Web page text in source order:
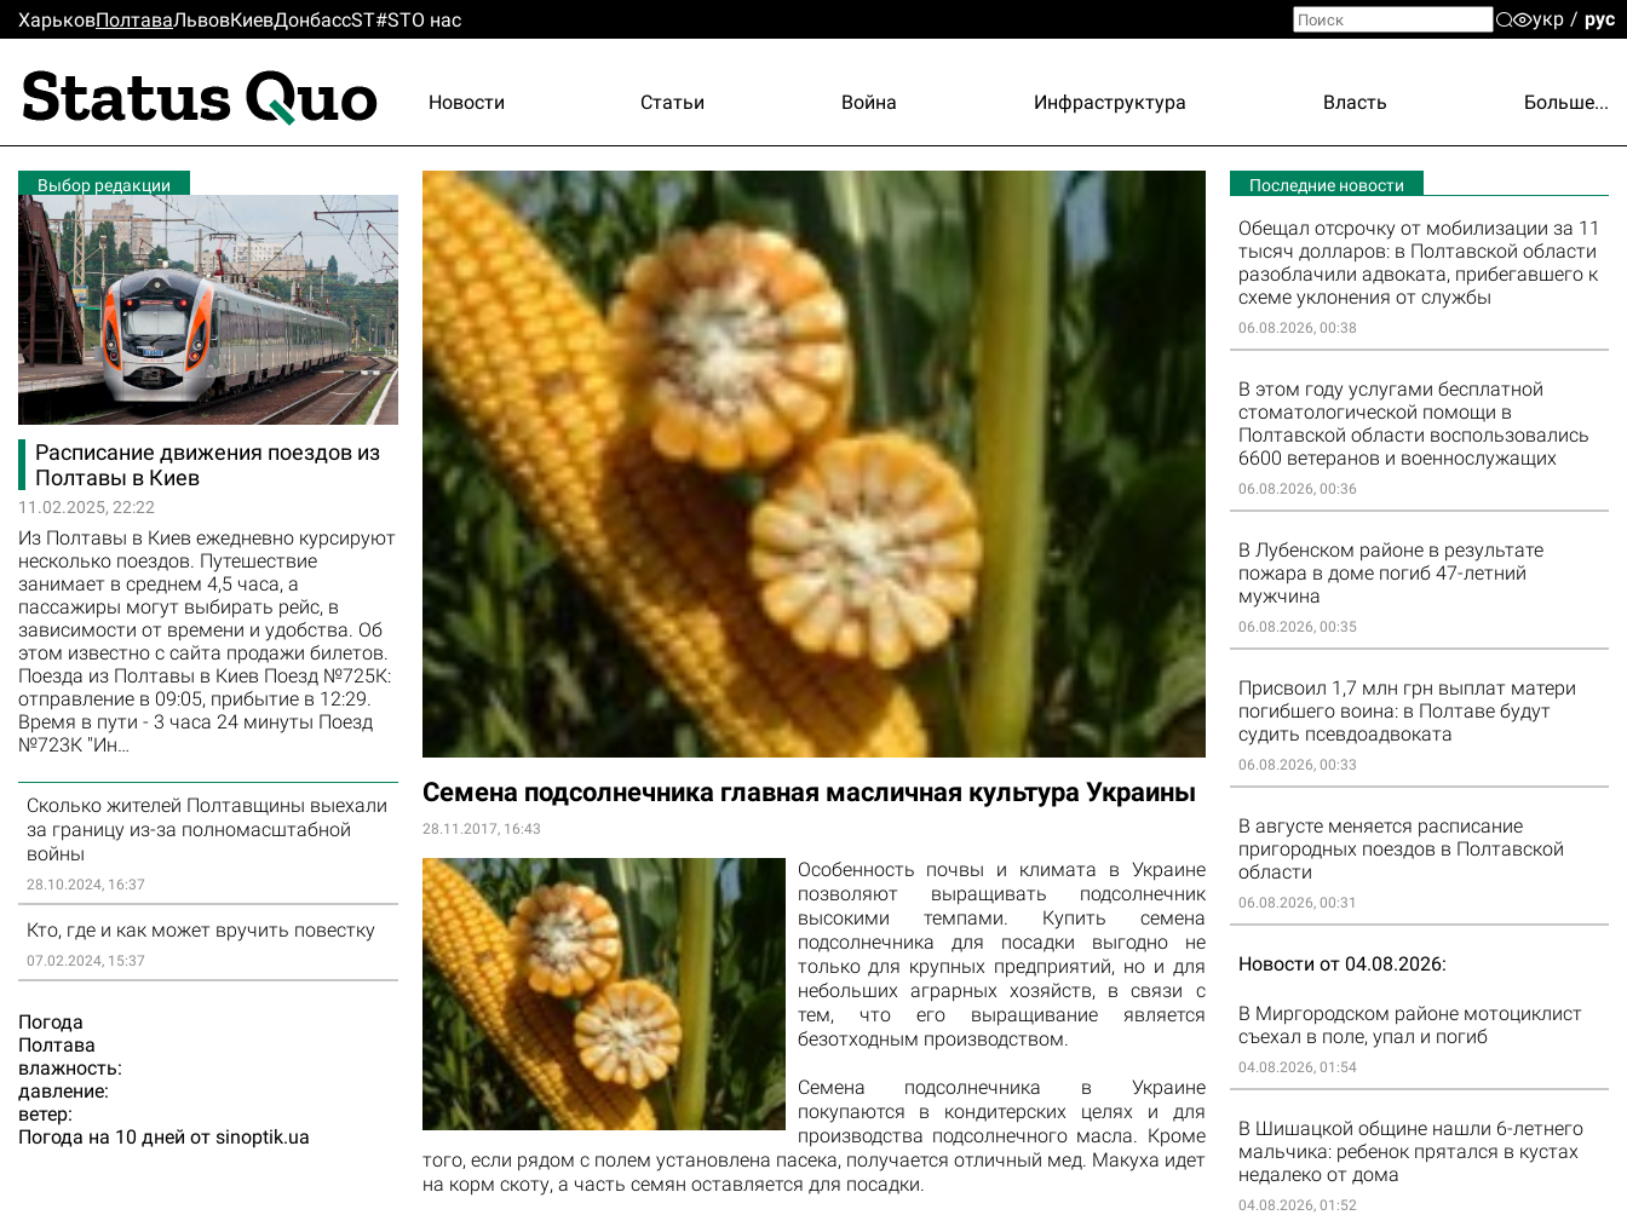
ХарьковПолтаваЛьвовКиевДонбассST#STО нас укр рус
Новости Статьи Война Инфраструктура Власть Больше...
Выбор редакции
Расписание движения поездов из
Полтавы в Киев
11.02.2025, 22:22
Из Полтавы в Киев ежедневно курсируют
несколько поездов. Путешествие
занимает в среднем 4,5 часа, а
пассажиры могут выбирать рейс, в
зависимости от времени и удобства. Об
этом известно с сайта продажи билетов.
Поезда из Полтавы в Киев Поезд №725К:
отправление в 09:05, прибытие в 12:29.
Время в пути - 3 часа 24 минуты Поезд
№723К "Ин…
Сколько жителей Полтавщины выехали
за границу из-за полномасштабной
войны
28.10.2024, 16:37
Кто, где и как может вручить повестку
07.02.2024, 15:37
Погода
Полтава
влажность:
давление:
ветер:
Погода на 10 дней от sinoptik.ua
Семена подсолнечника главная масличная культура Украины
28.11.2017, 16:43
Особенность почвы и климата в Украине
позволяют выращивать подсолнечник
высокими темпами. Купить семена
подсолнечника для посадки выгодно не
только для крупных предприятий, но и для
небольших аграрных хозяйств, в связи с
тем, что его выращивание является
безотходным производством.
Семена подсолнечника в Украине
покупаются в кондитерских целях и для
производства подсолнечного масла. Кроме
того, если рядом с полем установлена пасека, получается отличный мед. Макуха идет
на корм скоту, а часть семян оставляется для посадки.
Последние новости
Обещал отсрочку от мобилизации за 11
тысяч долларов: в Полтавской области
разоблачили адвоката, прибегавшего к
схеме уклонения от службы
06.08.2026, 00:38
В этом году услугами бесплатной
стоматологической помощи в
Полтавской области воспользовались
6600 ветеранов и военнослужащих
06.08.2026, 00:36
В Лубенском районе в результате
пожара в доме погиб 47-летний
мужчина
06.08.2026, 00:35
Присвоил 1,7 млн грн выплат матери
погибшего воина: в Полтаве будут
судить псевдоадвоката
06.08.2026, 00:33
В августе меняется расписание
пригородных поездов в Полтавской
области
06.08.2026, 00:31
Новости от 04.08.2026
В Миргородском районе мотоциклист
съехал в поле, упал и погиб
04.08.2026, 01:54
В Шишацкой общине нашли 6-летнего
мальчика: ребенок прятался в кустах
недалеко от дома
04.08.2026, 01:52